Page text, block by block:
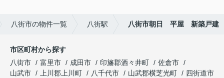
八街市の物件一覧 八街駅 八街市朝日 平屋 新築戸建
市区町村から探す
八街市
富里市 成田市 印旛郡酒々井町
佐倉市
山武市
上川郡上川町 八千代市 山武郡横芝光町
四街道市